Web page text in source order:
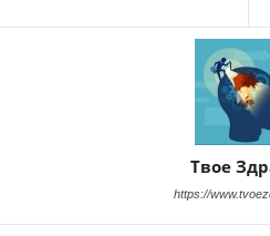
Твое
https://